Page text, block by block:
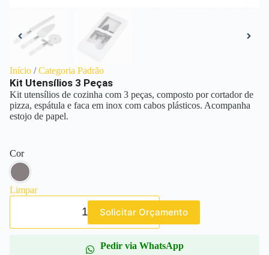
Início /Categoria Padrão
Kit Utensílios 3 Peças
Kit utensílios de cozinha com 3 peças, composto por cortador de
pizza, espátula e faca em inox com cabos plásticos. Acompanha
estojo de papel.
Cor
Inox
Limpar
Solicitar Orçamento
Pedir via WhatsApp